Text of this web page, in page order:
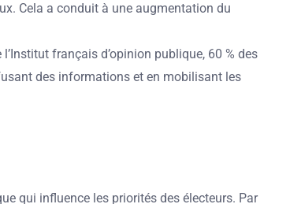
Cela a conduit à une augmentation du
français d’opinion publique, 60 % des
des informations et en mobilisant les
qui influence les priorités des électeurs. Par